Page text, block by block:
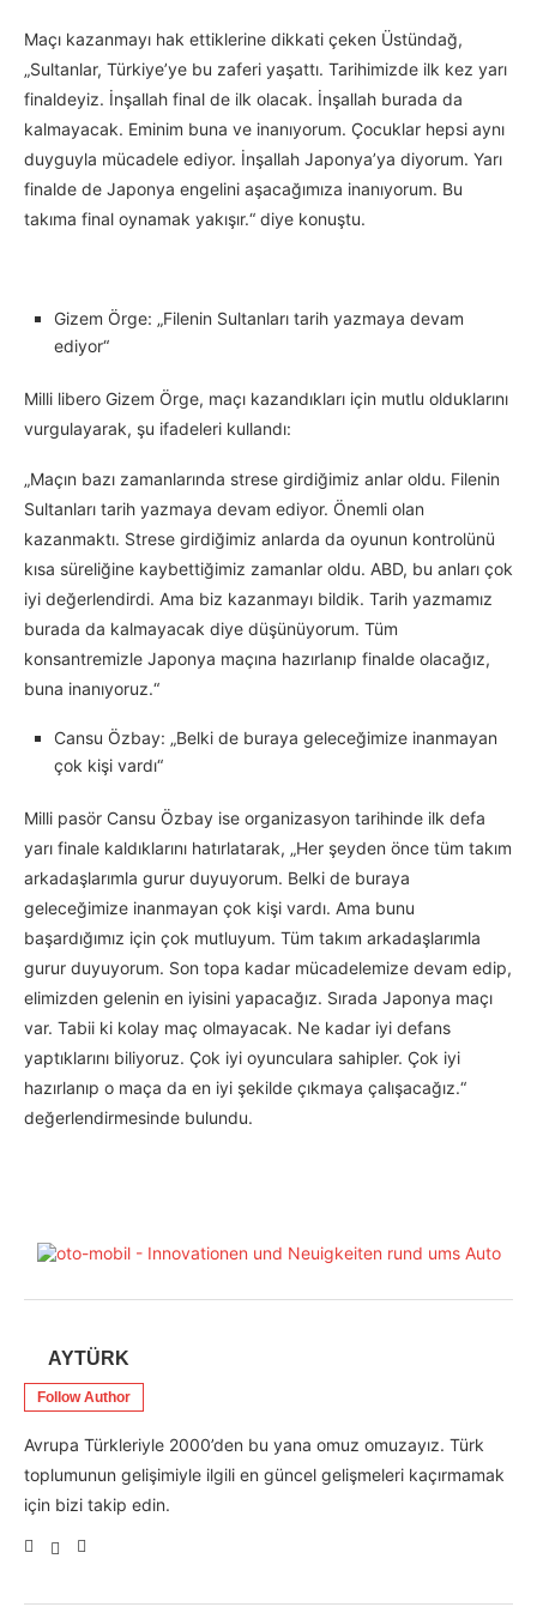
Maçı kazanmayı hak ettiklerine dikkati çeken Üstündağ,
„Sultanlar, Türkiye’ye bu zaferi yaşattı. Tarihimizde ilk kez yarı
finaldeyiz. İnşallah final de ilk olacak. İnşallah burada da
kalmayacak. Eminim buna ve inanıyorum. Çocuklar hepsi aynı
duyguyla mücadele ediyor. İnşallah Japonya’ya diyorum. Yarı
finalde de Japonya engelini aşacağımıza inanıyorum. Bu
takıma final oynamak yakışır.“ diye konuştu.
Gizem Örge: „Filenin Sultanları tarih yazmaya devam
ediyor“
Milli libero Gizem Örge, maçı kazandıkları için mutlu olduklarını
vurgulayarak, şu ifadeleri kullandı:
„Maçın bazı zamanlarında strese girdiğimiz anlar oldu. Filenin
Sultanları tarih yazmaya devam ediyor. Önemli olan
kazanmaktı. Strese girdiğimiz anlarda da oyunun kontrolünü
kısa süreliğine kaybettiğimiz zamanlar oldu. ABD, bu anları çok
iyi değerlendirdi. Ama biz kazanmayı bildik. Tarih yazmamız
burada da kalmayacak diye düşünüyorum. Tüm
konsantremizle Japonya maçına hazırlanıp finalde olacağız,
buna inanıyoruz.“
Cansu Özbay: „Belki de buraya geleceğimize inanmayan
çok kişi vardı“
Milli pasör Cansu Özbay ise organizasyon tarihinde ilk defa
yarı finale kaldıklarını hatırlatarak, „Her şeyden önce tüm takım
arkadaşlarımla gurur duyuyorum. Belki de buraya
geleceğimize inanmayan çok kişi vardı. Ama bunu
başardığımız için çok mutluyum. Tüm takım arkadaşlarımla
gurur duyuyorum. Son topa kadar mücadelemize devam edip,
elimizden gelenin en iyisini yapacağız. Sırada Japonya maçı
var. Tabii ki kolay maç olmayacak. Ne kadar iyi defans
yaptıklarını biliyoruz. Çok iyi oyunculara sahipler. Çok iyi
hazırlanıp o maça da en iyi şekilde çıkmaya çalışacağız.“
değerlendirmesinde bulundu.
AYTÜRK
Follow Author
Avrupa Türkleriyle 2000’den bu yana omuz omuzayız. Türk
toplumunun gelişimiyle ilgili en güncel gelişmeleri kaçırmamak
için bizi takip edin.